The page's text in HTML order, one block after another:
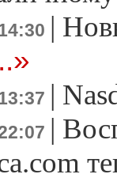
|
|
|